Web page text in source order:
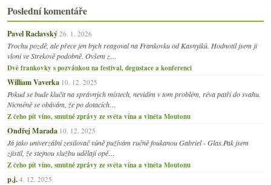
Poslední komentáře
Pavel Raclavský 26. 1. 2026
Trochu pozdě, ale přece jen bych reagoval na Frankovku od Kasnyiků. Hodnotil jsem ji
vloni ve Strekově podobně. Ovšem z…
Dvě frankovky s pozvánkou na festival, degustace a konferenci
William Vaverka 10. 12. 2025
Pokud se bude klučit na správných místech, nevidím v tom problém, réva patří do svahu.
Nicméně se obávám, že po dotacích…
Z čeho pít víno, smutné zprávy ze světa vína a viněta Moutonu
Ondřej Marada 10. 12. 2025
Já jako univerzální zesilovač vůně pužívám ručně foukanou Gabriel - Glas.Pak jsem
zjistil, že stejnou službu udělají opě…
Z čeho pít víno, smutné zprávy ze světa vína a viněta Moutonu
p.j. 4. 12. 2025